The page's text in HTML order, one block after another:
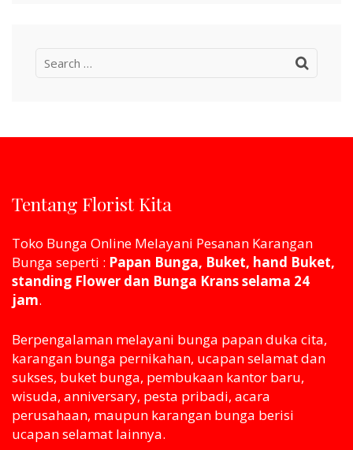
Search
Tentang Florist Kita
Toko Bunga Online Melayani Pesanan Karangan
Bunga seperti : Papan Bunga, Buket, hand Buket,
standing Flower dan Bunga Krans selama 24
jam.
Berpengalaman melayani bunga papan duka cita,
karangan bunga pernikahan, ucapan selamat dan
sukses, buket bunga, pembukaan kantor baru,
wisuda, anniversary, pesta pribadi, acara
perusahaan, maupun karangan bunga berisi
ucapan selamat lainnya.